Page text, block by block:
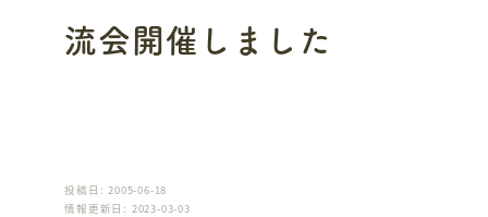
流会開催しました
投稿日: 2005-06-18
情報更新日: 2023-03-03